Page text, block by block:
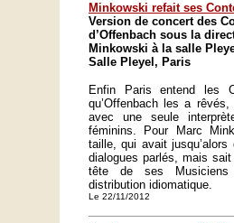
Minkowski refait ses
Version de concert des
d’Offenbach sous la
Minkowski à la salle
Salle Pleyel, Paris
Enfin Paris entend les
qu’Offenbach les a
avec une seule
féminins. Pour Marc
taille, qui avait
dialogues parlés, mais
tête de ses
distribution idiomatique.
Le 22/11/2012